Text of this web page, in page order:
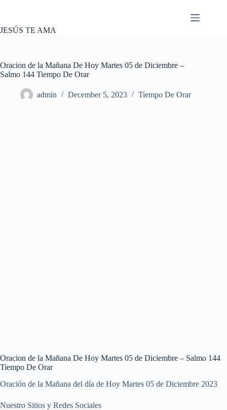
JESÚS TE AMA
Oracion de la Mañana De Hoy Martes 05 de Diciembre –
Salmo 144 Tiempo De Orar
admin December 5, 2023 Tiempo De Orar
Oracion de la Mañana De Hoy Martes 05 de Diciembre – Salmo 144
Tiempo De Orar
Oración de la Mañana del día de Hoy Martes 05 de Diciembre 2023
Nuestro Sitios y Redes Sociales